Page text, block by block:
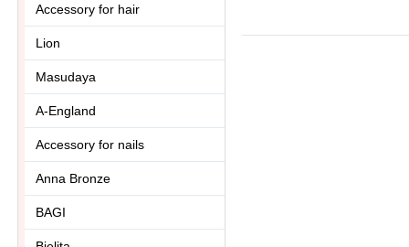
Accessory for hair
Lion
Masudaya
A-England
Accessory for nails
Anna Bronze
BAGI